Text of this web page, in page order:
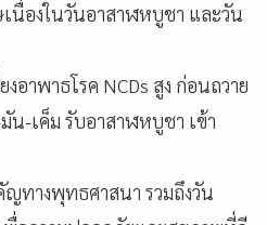
องในวันอาสาฬหบูชา และวัน
าพาธโรค NCDs สูง ก่อนถวาย
น-เค็ม รับอาสาฬหบูชา เข้า
ทางพุทธศาสนา รวมถึงวัน